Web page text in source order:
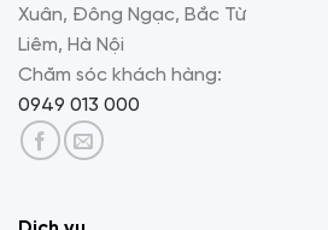
Xuân, Đông Ngạc, Bắc Từ
Liêm, Hà Nội
Chăm sóc khách hàng:
0949 013 000